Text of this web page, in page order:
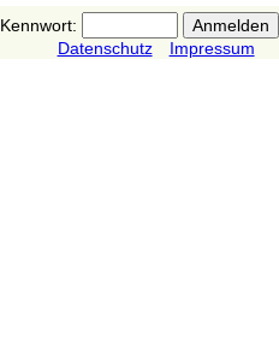
Kennwort:
Datenschutz
Impressum